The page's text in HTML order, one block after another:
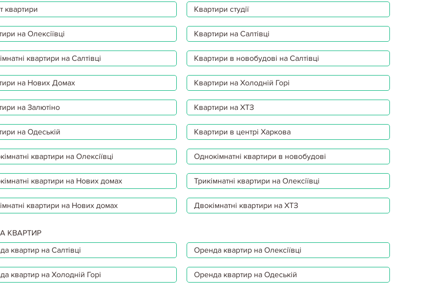
квартири
Квартири студії
на Олексіївці Квартири на Салтівці
квартири на Салтівці Квартири в новобудові на Салтівці
на Нових Домах Квартири на Холодній Горі
на Залютіно Квартири на ХТЗ
на Одеській Квартири в центрі Харкова
квартири на Олексіївці Однокімнатні квартири в новобудові
квартири на Нових домах Трикімнатні квартири на Олексіївці
квартири на Нових домах Двокімнатні квартири на ХТЗ
КВАРТИР
квартир на Салтівці
Оренда квартир на Олексіївці
квартир на Холодній Горі Оренда квартир на Одеській